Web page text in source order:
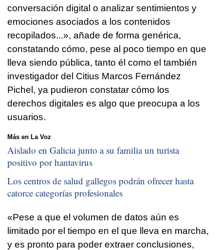
conversación digital o analizar sentimientos y
emociones asociados a los contenidos
recopilados...», añade de forma genérica,
constatando cómo, pese al poco tiempo en que
lleva siendo pública, tanto él como el también
investigador del Citius Marcos Fernández
Pichel, ya pudieron constatar cómo los
derechos digitales es algo que preocupa a los
usuarios.
Más en La Voz
Aislado en Galicia junto a su familia un turista
positivo por hantavirus
Los centros de salud gallegos podrán ofrecer hasta
catorce categorías profesionales
«Pese a que el volumen de datos aún es
limitado por el tiempo en el que lleva en marcha,
y es pronto para poder extraer conclusiones,